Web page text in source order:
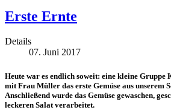
Erste Ernte
Details
07. Juni 2017
Heute war es endlich soweit: eine kleine Gruppe
mit Frau Müller das erste Gemüse aus unserem
Anschließend wurde das Gemüse gewaschen,
leckeren Salat verarbeitet.